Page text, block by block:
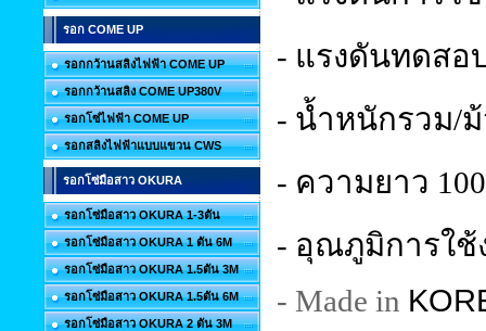
รอก COME UP
รอกกว้านสลิงไฟฟ้า COME UP
รอกกว้านสลิง COME UP380V
รอกโซ่ไฟฟ้า COME UP
รอกสลิงไฟฟ้าแบบแขวน CWS
รอกโซ่มือสาว OKURA
รอกโซ่มือสาว OKURA 1-3ตัน
รอกโซ่มือสาว OKURA 1 ตัน 6M
รอกโซ่มือสาว OKURA 1.5ตัน 3M
รอกโซ่มือสาว OKURA 1.5ตัน 6M
รอกโซ่มือสาว OKURA 2 ตัน 3M
- แรงดันทดสอ
- น้ำหนักรวม/ม้
- ความยาว
- อุณภูมิการใช้
- Made in